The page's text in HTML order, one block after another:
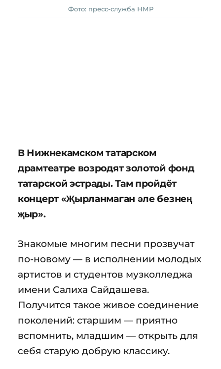
Фото: пресс-служба НМР
В Нижнекамском татарском
драмтеатре возродят золотой фонд
татарской эстрады. Там пройдёт
концерт «Җырланмаган әле безнең
җыр».
Знакомые многим песни прозвучат
по-новому — в исполнении молодых
артистов и студентов музколледжа
имени Салиха Сайдашева.
Получится такое живое соединение
поколений: старшим — приятно
вспомнить, младшим — открыть для
себя старую добрую классику.